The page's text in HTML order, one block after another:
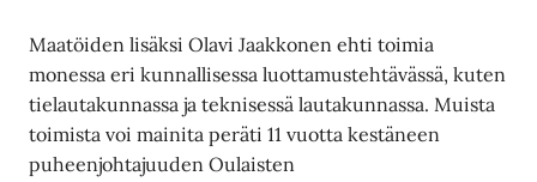
Maatöiden lisäksi Olavi Jaakkonen ehti toimia
monessa eri kunnallisessa luottamustehtävässä, kuten
tielautakunnassa ja teknisessä lautakunnassa. Muista
toimista voi mainita peräti 11 vuotta kestäneen
puheenjohtajuuden Oulaisten